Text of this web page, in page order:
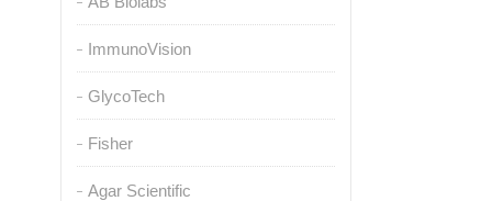
ImmunoVision
GlycoTech
Fisher
Agar Scientific